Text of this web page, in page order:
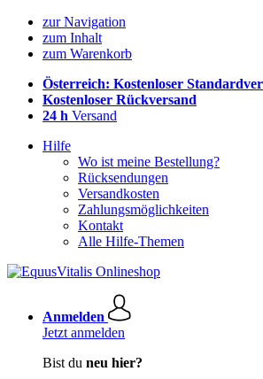
zur Navigation
zum Inhalt
zum Warenkorb
Österreich: Kostenloser
Kostenloser Rückversand
24 h Versand
Hilfe
Wo ist meine Bestellung?
Rücksendungen
Versandkosten
Zahlungsmöglichkeiten
Kontakt
Alle Hilfe-Themen
Anmelden
Jetzt anmelden
Bist du neu hier?